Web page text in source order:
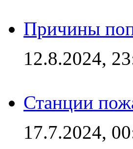
Причины
12.8.2024,
Станции
17.7.2024,